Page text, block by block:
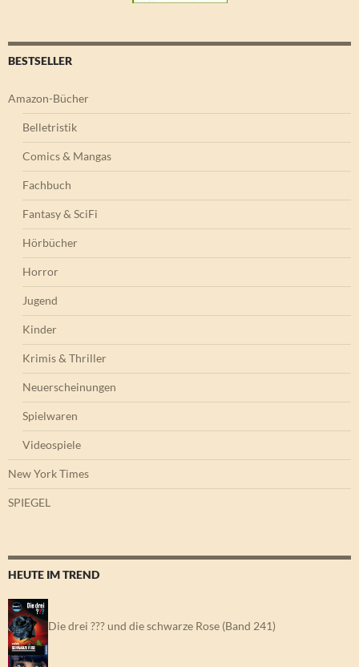
BESTSELLER
Amazon-Bücher
Belletristik
Comics & Mangas
Fachbuch
Fantasy & SciFi
Hörbücher
Horror
Jugend
Kinder
Krimis & Thriller
Neuerscheinungen
Spielwaren
Videospiele
New York Times
SPIEGEL
HEUTE IM TREND
Die drei ??? und die schwarze Rose (Band 241)